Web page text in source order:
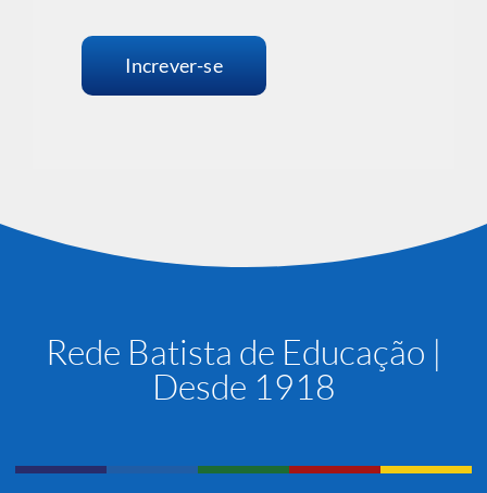
Increver-se
Rede Batista de Educação |
Desde 1918